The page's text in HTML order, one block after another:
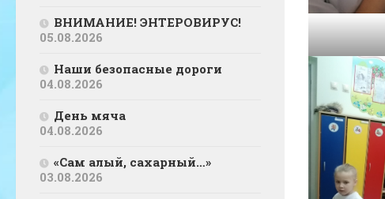
ВНИМАНИЕ! ЭНТЕРОВИРУС!
05.08.2026
Наши безопасные дороги
04.08.2026
День мяча
04.08.2026
«Сам алый, сахарный…»
03.08.2026